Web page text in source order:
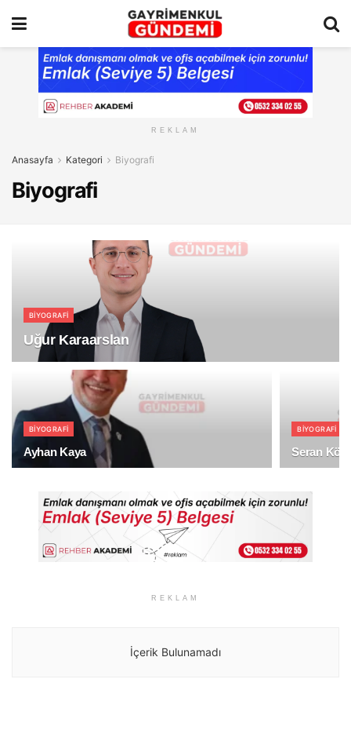
REKLAM
Anasayfa Kategori Biyografi
Biyografi
BIYOGRAFI
Uğur Karaarslan
BIYOGRAFI
Ayhan Kaya
BIYOGRAFI
Seran
REKLAM
İçerik Bulunamadı